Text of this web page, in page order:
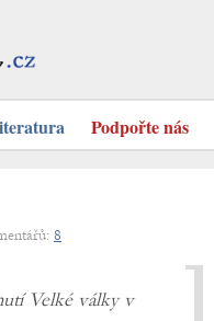
Podpořte nás
8
Velké války v